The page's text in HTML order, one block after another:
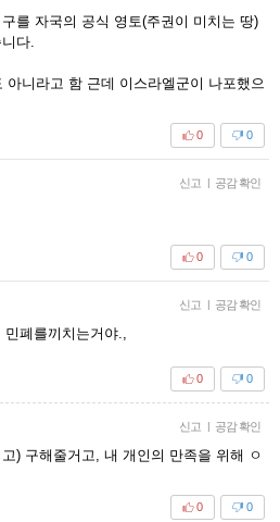
를 자국의 공식 영토(주권이 미치는 땅)
다.
아니라고 함 근데 이스라엘군이 나포했으
0
0
신고 | 공감 확인
0
0
신고 | 공감 확인
폐를끼치는거야.,
0
0
신고 | 공감 확인
) 구해줄거고, 내 개인의 만족을 위해 ㅇ
0
0